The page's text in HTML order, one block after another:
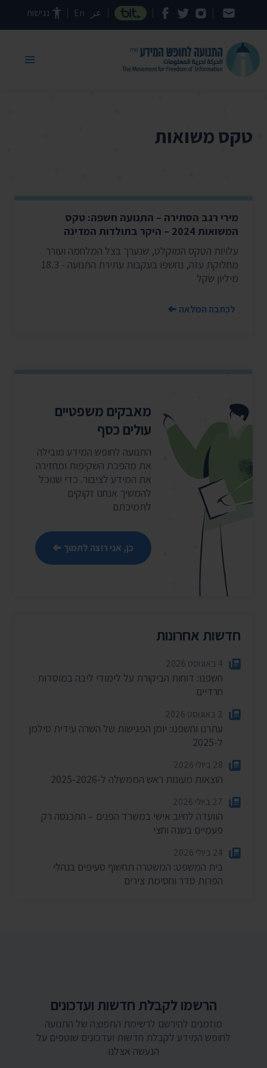
דילוג לתוכן העמוד عر En נגישות
טקס משואות
מירי רגב הסתירה – התנועה חשפה: טקס
המשואות 2024 – היקר בתולדות המדינה
עלויות הטקס המוקלט, שנערך בצל המלחמה ועורר
מחלוקת עזה, נחשפו בעקבות עתירת התנועה - 18.3
מיליון שקל
לכתבה המלאה
מאבקים משפטיים
עולים כסף
התנועה לחופש המידע מובילה
את מהפכת השקיפות ומחזירה
את המידע לציבור. כדי שנוכל
להמשיך אנחנו זקוקים
לתמיכתם
כן, אני רוצה לתמוך
חדשות אחרונות
4 באוגוסט 2026
חשפנו: דוחות הביקורת על לימודי ליבה במוסדות
חרדיים
2 באוגוסט 2026
עתרנו וחשפנו: יומן הפגישות של השרה עידית סילמן
ל-2025
28 ביולי 2026
הוצאות מעונות ראש הממשלה ל-2025-2026
27 ביולי 2026
הוועדה לחיוב אישי במשרד הפנים – התכנסה רק
פעמיים בשנה וחצי
24 ביולי 2026
בית המשפט: המשטרה תחשוף סעיפים בנהלי
הפרות סדר וחסימת צירים
הרשמו לקבלת חדשות ועדכונים
מוזמנים להירשם לרשימת התפוצה של התנועה
לחופש המידע לקבלת חדשות ועדכונים שוטפים על
הנעשה אצלנו